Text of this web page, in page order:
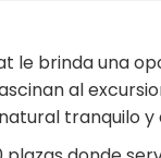
le brinda una
al
tranquilo y